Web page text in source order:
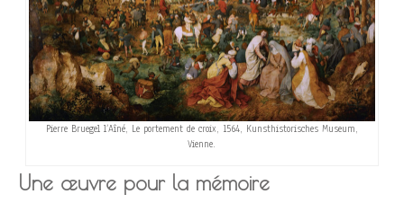
Pierre Bruegel l’Aîné, Le portement de croix, 1564, Kunsthistorisches Museum,
Vienne.
Une œuvre pour la mémoire